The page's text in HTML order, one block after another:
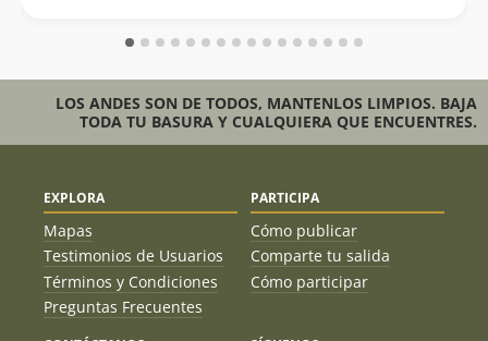
LOS ANDES SON DE TODOS, MANTENLOS LIMPIOS. BAJA
TODA TU BASURA Y CUALQUIERA QUE ENCUENTRES.
EXPLORA
Mapas
Testimonios de Usuarios
Términos y Condiciones
Preguntas Frecuentes
PARTICIPA
Cómo publicar
Comparte tu salida
Cómo participar